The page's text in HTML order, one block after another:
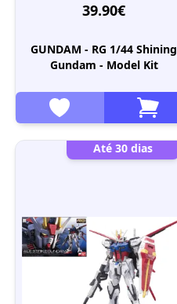
39.90€
GUNDAM - RG 1/44 Shining
Gundam - Model Kit
Até 30 dias